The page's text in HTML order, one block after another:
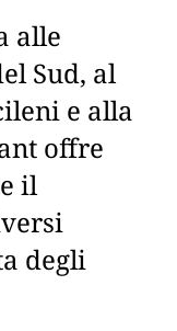
alle
Sud, al
e alla
offre
il
degli